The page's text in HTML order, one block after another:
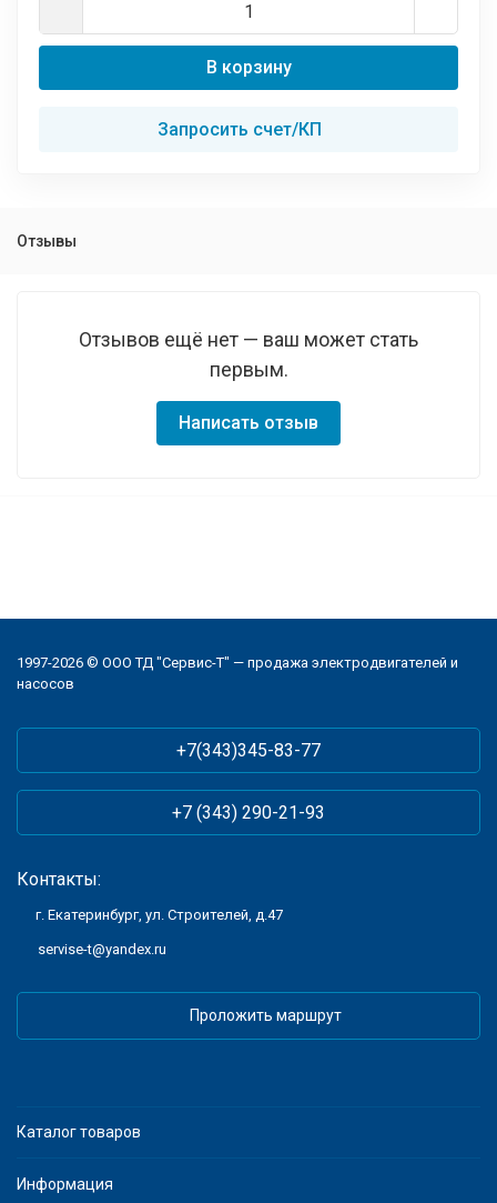
В корзину
Запросить счет/КП
Отзывы
Отзывов ещё нет — ваш может стать
первым.
Написать отзыв
1997-2026 © ООО ТД "Сервис-Т" — продажа электродвигателей и
насосов
+7(343)345-83-77
+7 (343) 290-21-93
Контакты:
г. Екатеринбург, ул. Строителей, д.47
servise-t@yandex.ru
Проложить маршрут
Каталог товаров
Информация